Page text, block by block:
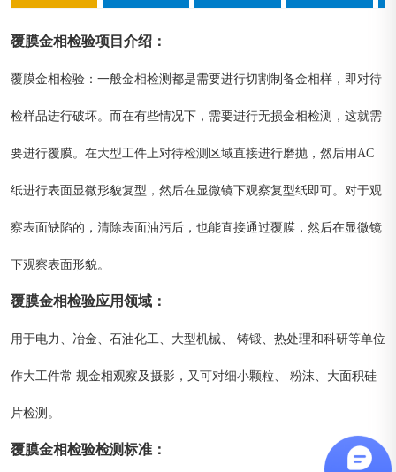
覆膜金相检验项目介绍 ：
覆膜金相检验：一般金相检测都是需要进行切割制备金相样，即对待
检样品进行破坏。而在有些情况下，需要进行无损金相检测，这就需
要进行覆膜。在大型工件上对待检测区域直接进行磨抛，然后用AC
纸进行表面显微形貌复型，然后在显微镜下观察复型纸即可。对于观
察表面缺陷的，清除表面油污后，也能直接通过覆膜，然后在显微镜
下观察表面形貌。
覆膜金相检验应用领域 ：
用于电力、冶金、石油化工、大型机械、 铸锻、热处理和科研等单位
作大工件常 规金相观察及摄影，又可对细小颗粒、 粉沫、大面积硅
片检测。
覆膜金相检验检测标准 ：